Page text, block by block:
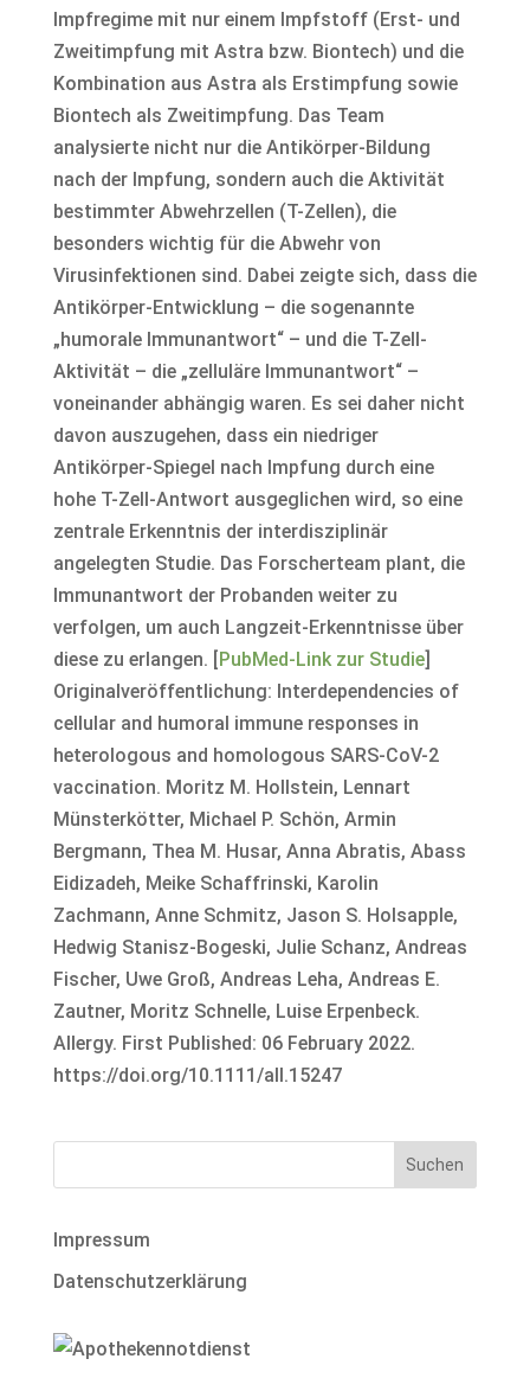
Impfregime mit nur einem Impfstoff (Erst- und
Zweitimpfung mit Astra bzw. Biontech) und die
Kombination aus Astra als Erstimpfung sowie
Biontech als Zweitimpfung. Das Team
analysierte nicht nur die Antikörper-Bildung
nach der Impfung, sondern auch die Aktivität
bestimmter Abwehrzellen (T-Zellen), die
besonders wichtig für die Abwehr von
Virusinfektionen sind. Dabei zeigte sich, dass die
Antikörper-Entwicklung – die sogenannte
„humorale Immunantwort“ – und die T-Zell-
Aktivität – die „zelluläre Immunantwort“ –
voneinander abhängig waren. Es sei daher nicht
davon auszugehen, dass ein niedriger
Antikörper-Spiegel nach Impfung durch eine
hohe T-Zell-Antwort ausgeglichen wird, so eine
zentrale Erkenntnis der interdisziplinär
angelegten Studie. Das Forscherteam plant, die
Immunantwort der Probanden weiter zu
verfolgen, um auch Langzeit-Erkenntnisse über
diese zu erlangen. [PubMed-Link zur Studie]
Originalveröffentlichung: Interdependencies of
cellular and humoral immune responses in
heterologous and homologous SARS-CoV-2
vaccination. Moritz M. Hollstein, Lennart
Münsterkötter, Michael P. Schön, Armin
Bergmann, Thea M. Husar, Anna Abratis, Abass
Eidizadeh, Meike Schaffrinski, Karolin
Zachmann, Anne Schmitz, Jason S. Holsapple,
Hedwig Stanisz-Bogeski, Julie Schanz, Andreas
Fischer, Uwe Groß, Andreas Leha, Andreas E.
Zautner, Moritz Schnelle, Luise Erpenbeck.
Allergy. First Published: 06 February 2022.
https://doi.org/10.1111/all.15247
Impressum
Datenschutzerklärung